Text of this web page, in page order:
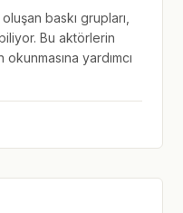
baskı grupları,
Bu aktörlerin
okunmasına yardımcı